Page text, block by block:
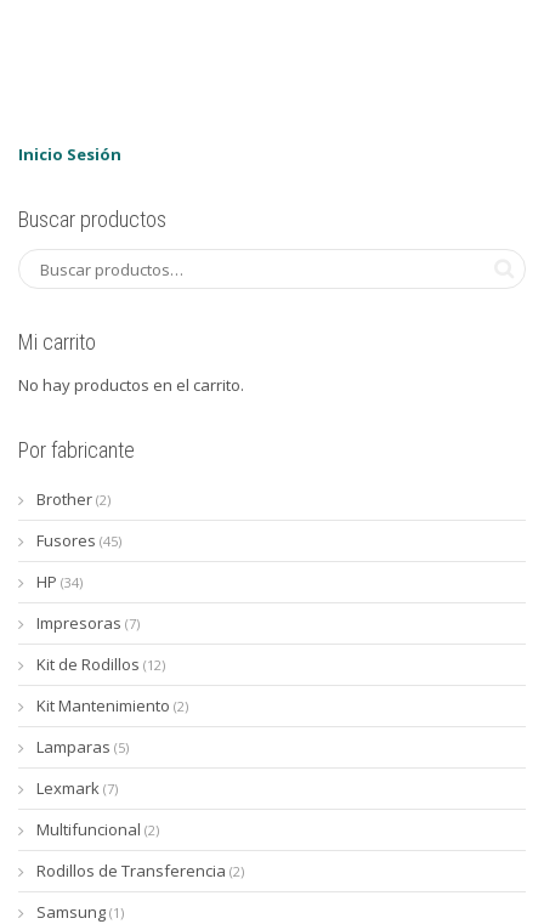
Inicio Sesión
Buscar productos
Mi carrito
No hay productos en el carrito.
Por fabricante
Brother (2)
Fusores (45)
HP (34)
Impresoras (7)
Kit de Rodillos (12)
Kit Mantenimiento (2)
Lamparas (5)
Lexmark (7)
Multifuncional (2)
Rodillos de Transferencia (2)
Samsung (1)